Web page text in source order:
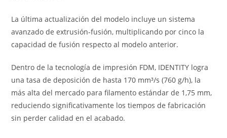
La última actualización del modelo incluye un sistema
avanzado de extrusión-fusión, multiplicando por cinco la
capacidad de fusión respecto al modelo anterior.
Dentro de la tecnología de impresión FDM, IDENTITY logra
una tasa de deposición de hasta 170 mm³/s (760 g/h), la
más alta del mercado para filamento estándar de 1,75 mm,
reduciendo significativamente los tiempos de fabricación
sin perder calidad en el acabado.